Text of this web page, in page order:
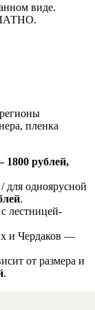
виде.
пленка
1800 рублей,
для одноярусной
.
лестницей-
и Чердаков —
от размера и
.